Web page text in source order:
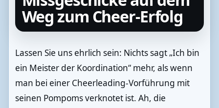
Weg zum Cheer-Erfolg
Lassen Sie uns ehrlich sein: Nichts sagt „Ich bin
ein Meister der Koordination“ mehr, als wenn
man bei einer Cheerleading-Vorführung mit
seinen Pompoms verknotet ist. Ah, die